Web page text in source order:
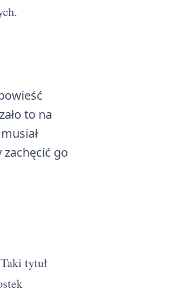
to na
go
tytuł